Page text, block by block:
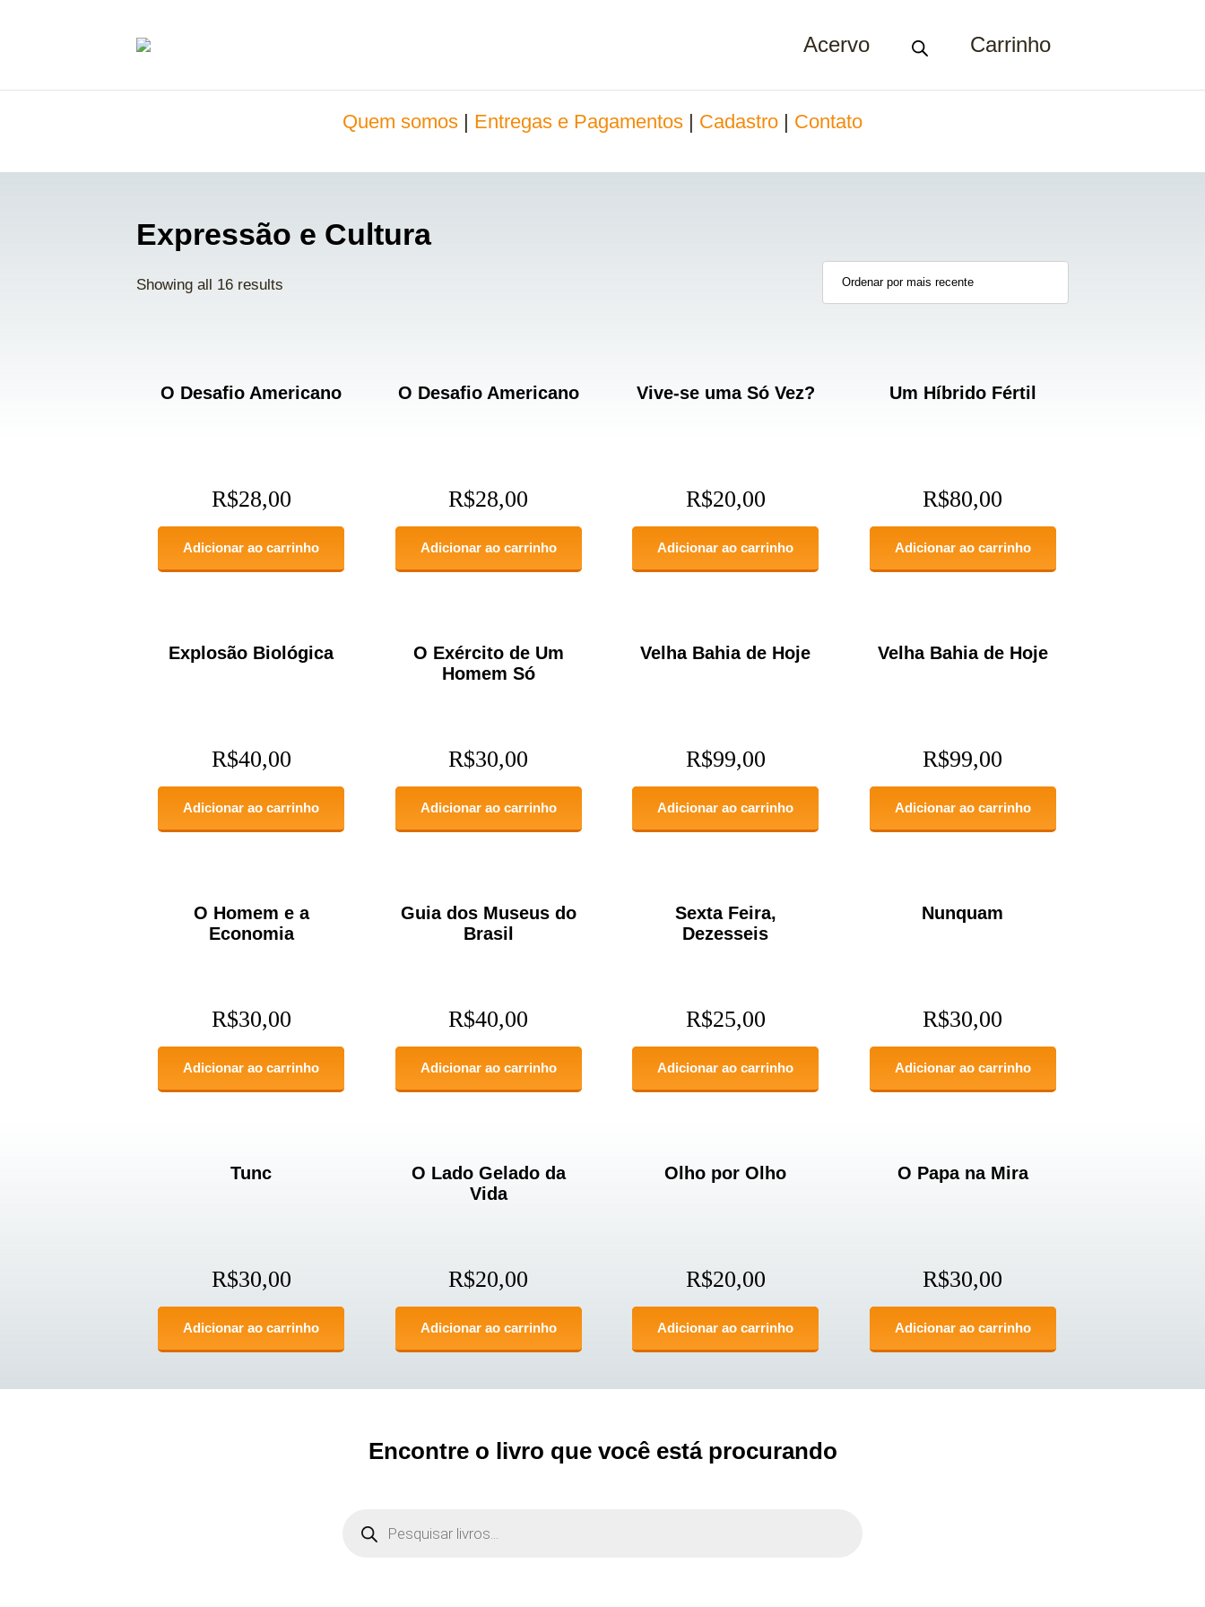
Acervo Carrinho
Quem somos Entregas e Pagamentos Cadastro Contato
Expressão e Cultura
Showing all 16 results
O Desafio Americano
R$28,00
Adicionar ao carrinho
O Desafio Americano
R$28,00
Adicionar ao carrinho
Vive-se uma Só Vez?
R$20,00
Adicionar ao carrinho
Um Híbrido Fértil
R$80,00
Adicionar ao carrinho
Explosão Biológica
R$40,00
Adicionar ao carrinho
O Exército de Um
Homem Só
R$30,00
Adicionar ao carrinho
Velha Bahia de Hoje
R$99,00
Adicionar ao carrinho
Velha Bahia de Hoje
R$99,00
Adicionar ao carrinho
O Homem e a
Economia
R$30,00
Adicionar ao carrinho
Guia dos Museus do
Brasil
R$40,00
Adicionar ao carrinho
Sexta Feira,
Dezesseis
R$25,00
Adicionar ao carrinho
Nunquam
R$30,00
Adicionar ao carrinho
Tunc
R$30,00
Adicionar ao carrinho
O Lado Gelado da
Vida
R$20,00
Adicionar ao carrinho
Olho por Olho
R$20,00
Adicionar ao carrinho
O Papa na Mira
R$30,00
Adicionar ao carrinho
Encontre o livro que você está procurando